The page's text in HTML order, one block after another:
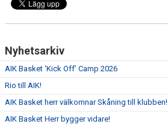
Nyhetsarkiv
AIK Basket ‘Kick Off’ Camp 2026
Rio till AIK!
AIK Basket herr välkomnar Skåning till klubben!
AIK Basket Herr bygger vidare!